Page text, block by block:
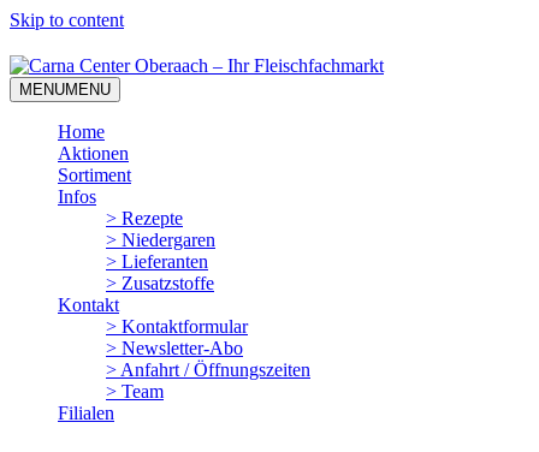
Skip to content
MENUMENU
Home
Aktionen
Sortiment
Infos
> Rezepte
> Niedergaren
> Lieferanten
> Zusatzstoffe
Kontakt
> Kontaktformular
> Newsletter-Abo
> Anfahrt / Öffnungszeiten
> Team
Filialen